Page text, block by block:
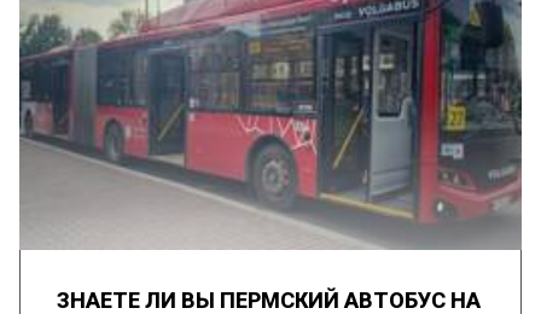
ЗНАЕТЕ ЛИ ВЫ ПЕРМСКИЙ АВТОБУС НА